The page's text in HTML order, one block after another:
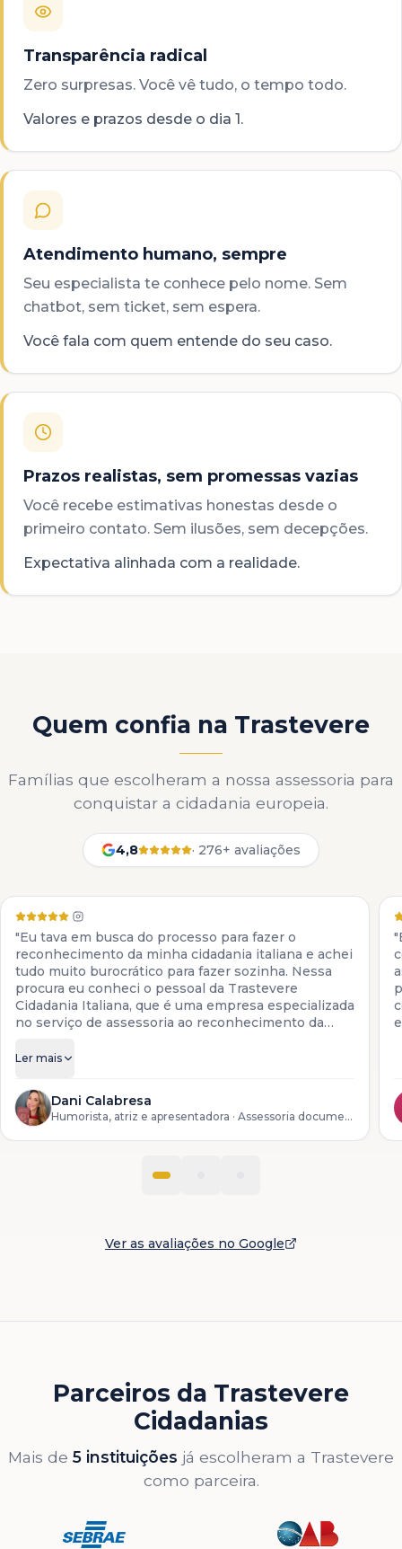
Transparência radical
Zero surpresas. Você vê tudo, o tempo todo.
Valores e prazos desde o dia 1.
Atendimento humano, sempre
Seu especialista te conhece pelo nome. Sem
chatbot, sem ticket, sem espera.
Você fala com quem entende do seu caso.
Prazos realistas, sem promessas vazias
Você recebe estimativas honestas desde o
primeiro contato. Sem ilusões, sem decepções.
Expectativa alinhada com a realidade.
Quem confia na Trastevere
Famílias que escolheram a nossa assessoria para
conquistar a cidadania europeia.
4,8 · 276+ avaliações
"Eu tava em busca do processo para fazer o
reconhecimento da minha cidadania italiana e achei
tudo muito burocrático para fazer sozinha. Nessa
procura eu conheci o pessoal da Trastevere
Cidadania Italiana, que é uma empresa especializada
no serviço de assessoria ao reconhecimento da
os serviços para descendentes de italianos, desde a
do processo lá na Itália."
Ler mais
Dani Calabresa
Humorista, atriz e apresentadora · Assessoria documental
Ver as avaliações no Google
Parceiros da Trastevere
Cidadanias
Mais de 5 instituições já escolheram a Trastevere
como parceira.